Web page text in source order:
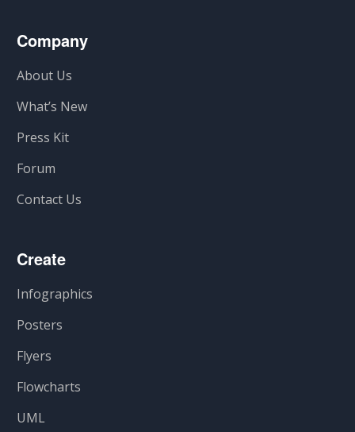
Company
About Us
What’s New
Press Kit
Forum
Contact Us
Create
Infographics
Posters
Flyers
Flowcharts
UML